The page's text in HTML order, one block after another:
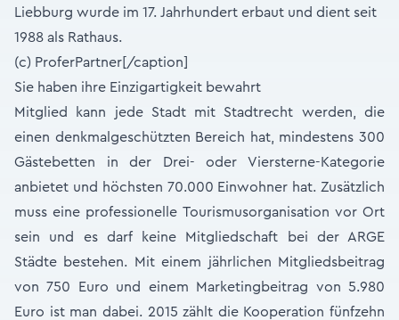
Liebburg wurde im 17. Jahrhundert erbaut und dient seit
1988 als Rathaus.
(c) ProferPartner[/caption]
Sie haben ihre Einzigartigkeit bewahrt
Mitglied kann jede Stadt mit Stadtrecht werden, die
einen denkmalgeschützten Bereich hat, mindestens 300
Gästebetten in der Drei- oder Viersterne-Kategorie
anbietet und höchsten 70.000 Einwohner hat. Zusätzlich
muss eine professionelle Tourismusorganisation vor Ort
sein und es darf keine Mitgliedschaft bei der ARGE
Städte bestehen. Mit einem jährlichen Mitgliedsbeitrag
von 750 Euro und einem Marketingbeitrag von 5.980
Euro ist man dabei. 2015 zählt die Kooperation fünfzehn